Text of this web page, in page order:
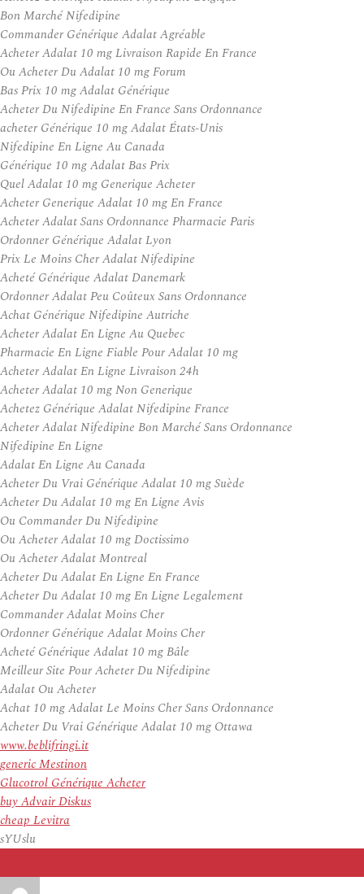
Bon Marché Nifedipine
Commander Générique Adalat Agréable
Acheter Adalat 10 mg Livraison Rapide En France
Ou Acheter Du Adalat 10 mg Forum
Bas Prix 10 mg Adalat Générique
Acheter Du Nifedipine En France Sans Ordonnance
acheter Générique 10 mg Adalat États-Unis
Nifedipine En Ligne Au Canada
Générique 10 mg Adalat Bas Prix
Quel Adalat 10 mg Generique Acheter
Acheter Generique Adalat 10 mg En France
Acheter Adalat Sans Ordonnance Pharmacie Paris
Ordonner Générique Adalat Lyon
Prix Le Moins Cher Adalat Nifedipine
Acheté Générique Adalat Danemark
Ordonner Adalat Peu Coûteux Sans Ordonnance
Achat Générique Nifedipine Autriche
Acheter Adalat En Ligne Au Quebec
Pharmacie En Ligne Fiable Pour Adalat 10 mg
Acheter Adalat En Ligne Livraison 24h
Acheter Adalat 10 mg Non Generique
Achetez Générique Adalat Nifedipine France
Acheter Adalat Nifedipine Bon Marché Sans Ordonnance
Nifedipine En Ligne
Adalat En Ligne Au Canada
Acheter Du Vrai Générique Adalat 10 mg Suède
Acheter Du Adalat 10 mg En Ligne Avis
Ou Commander Du Nifedipine
Ou Acheter Adalat 10 mg Doctissimo
Ou Acheter Adalat Montreal
Acheter Du Adalat En Ligne En France
Acheter Du Adalat 10 mg En Ligne Legalement
Commander Adalat Moins Cher
Ordonner Générique Adalat Moins Cher
Acheté Générique Adalat 10 mg Bâle
Meilleur Site Pour Acheter Du Nifedipine
Adalat Ou Acheter
Achat 10 mg Adalat Le Moins Cher Sans Ordonnance
Acheter Du Vrai Générique Adalat 10 mg Ottawa
www.beblifringi.it
generic Mestinon
Glucotrol Générique Acheter
buy Advair Diskus
cheap Levitra
sYUslu